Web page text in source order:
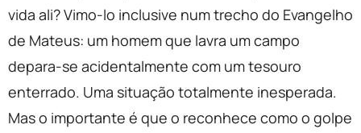
vida ali? Vimo-lo inclusive num trecho do Evangelho
de Mateus: um homem que lavra um campo
depara-se acidentalmente com um tesouro
enterrado. Uma situação totalmente inesperada.
Mas o importante é que o reconhece como o golpe